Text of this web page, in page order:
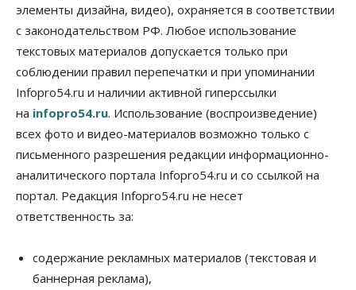
Промышленность
Новосибирские компании произвели косметики
на два миллиарда рублей
05 Августа 2026, 15:00
Власть Финансы
Криптовалюта в России официально стала
имуществом
05 Августа 2026, 14:00
Недвижимость
Открыты продажи квартир нового дома в
квартале «Цветной бульвар» ГК «Расцветай»
05 Августа 2026, 13:23
Власть Общество
Ночные маршруты автобусов предлагают ввести
в Новосибирской области
элементы дизайна, видео), охраняется в соответствии
с законодательством РФ. Любое использование
текстовых материалов допускается только при
соблюдении правил перепечатки и при упоминании
Infopro54.ru и наличии активной гиперссылки
на infopro54.ru. Использование (воспроизведение)
всех фото и видео-материалов возможно только с
письменного разрешения редакции информационно-
аналитического портала Infopro54.ru и со ссылкой на
портал. Редакция Infopro54.ru не несет
ответственность за:
содержание рекламных материалов (текстовая и
баннерная реклама),